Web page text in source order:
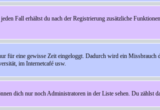
Fall erhältst du nach der Registrierung zusätzliche
für eine gewisse Zeit eingeloggt. Dadurch wird ein
im Internetcafé usw.
dich nur noch Administratoren in der Liste sehen. Du zählst